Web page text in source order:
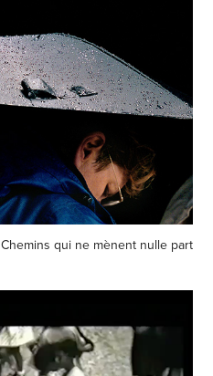
Chemins qui ne mènent nulle part